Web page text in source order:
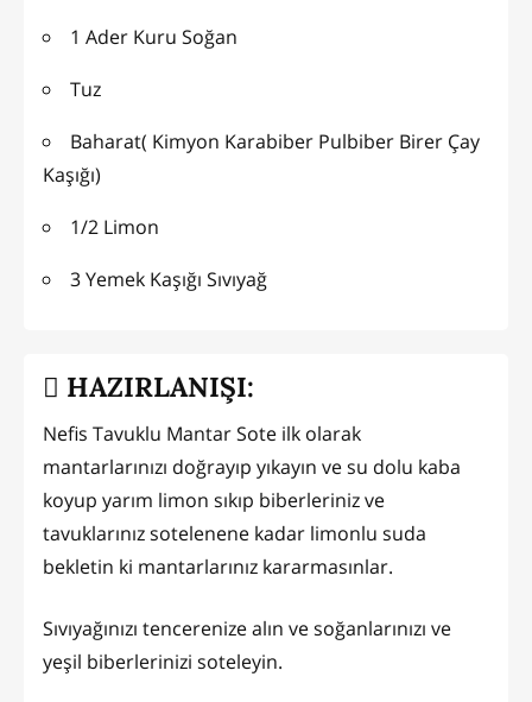
1 Ader Kuru Soğan
Tuz
Baharat( Kimyon Karabiber Pulbiber Birer Çay
Kaşığı)
1/2 Limon
3 Yemek Kaşığı Sıvıyağ
HAZIRLANIŞI:
Nefis Tavuklu Mantar Sote ilk olarak
mantarlarınızı doğrayıp yıkayın ve su dolu kaba
koyup yarım limon sıkıp biberleriniz ve
tavuklarınız sotelenene kadar limonlu suda
bekletin ki mantarlarınız kararmasınlar.
Sıvıyağınızı tencerenize alın ve soğanlarınızı ve
yeşil biberlerinizi soteleyin.